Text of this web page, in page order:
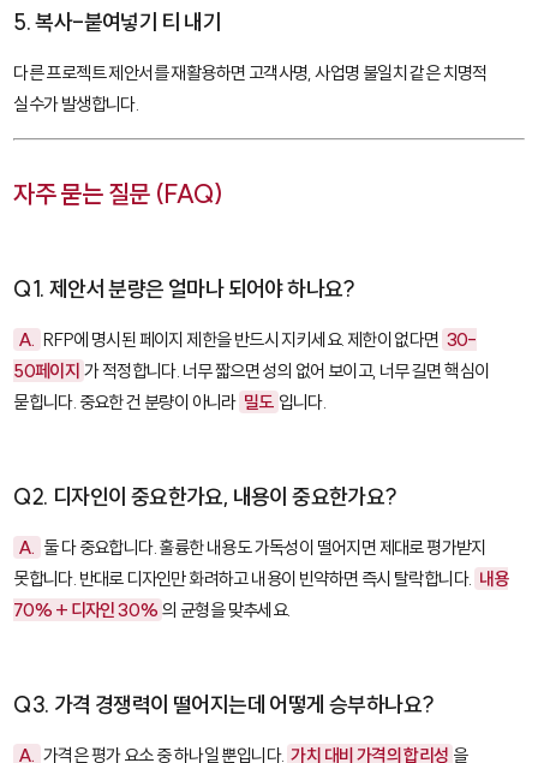
5. 복사-붙여넣기 티 내기
다른 프로젝트 제안서를 재활용하면 고객사명, 사업명 불일치 같은 치명적
실수가 발생합니다.
자주 묻는 질문 (FAQ)
Q1. 제안서 분량은 얼마나 되어야 하나요?
A. RFP에 명시된 페이지 제한을 반드시 지키세요. 제한이 없다면 30-
50페이지 가 적정합니다. 너무 짧으면 성의 없어 보이고, 너무 길면 핵심이
묻힙니다. 중요한 건 분량이 아니라 밀도 입니다.
Q2. 디자인이 중요한가요, 내용이 중요한가요?
A. 둘 다 중요합니다. 훌륭한 내용도 가독성이 떨어지면 제대로 평가받지
못합니다. 반대로 디자인만 화려하고 내용이 빈약하면 즉시 탈락합니다. 내용
70% + 디자인 30% 의 균형을 맞추세요.
Q3. 가격 경쟁력이 떨어지는데 어떻게 승부하나요?
A. 가격은 평가 요소 중 하나일 뿐입니다. 가치 대비 가격의 합리성 을